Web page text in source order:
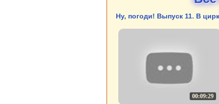
Ну, погоди! Выпуск 11. В
00:09:29